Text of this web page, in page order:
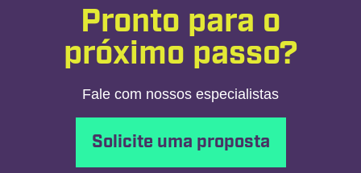
Pronto para o
próximo passo?
Fale com nossos especialistas
Solicite uma proposta